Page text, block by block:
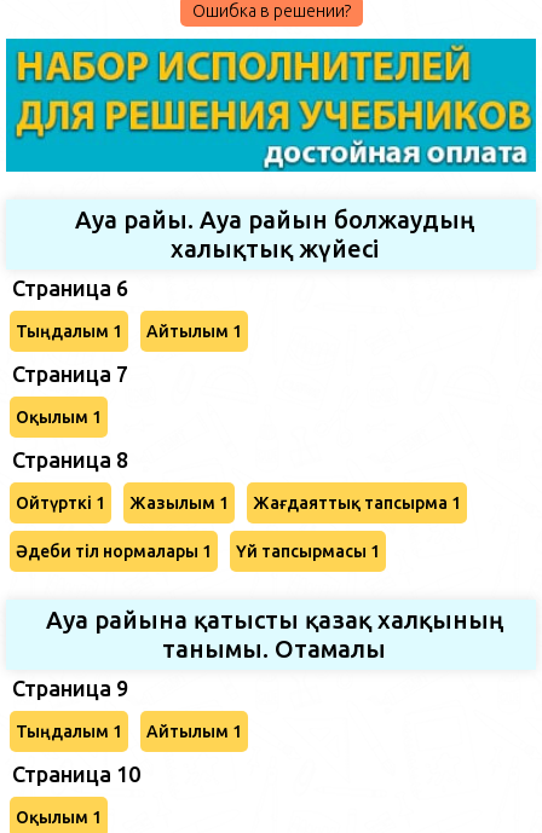
Ошибка в решении?
Ауа райы. Ауа райын болжаудың
халықтық жүйесі
Страница 6
Тыңдалым 1 Айтылым 1
Страница 7
Оқылым 1
Страница 8
Ойтүрткі 1 Жазылым 1 Жағдаяттық тапсырма 1
Әдеби тіл нормалары 1 Үй тапсырмасы 1
Ауа райына қатысты қазақ халқының
танымы. Отамалы
Страница 9
Тыңдалым 1 Айтылым 1
Страница 10
Оқылым 1